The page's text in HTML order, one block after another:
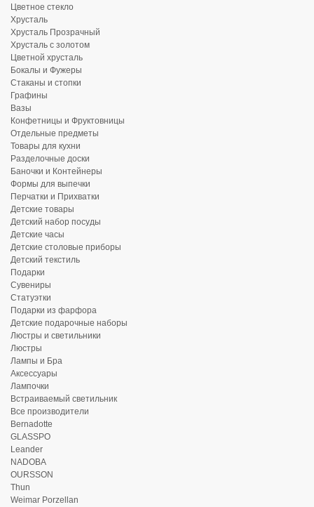
Цветное стекло
Хрусталь
Хрусталь Прозрачный
Хрусталь с золотом
Цветной хрусталь
Бокалы и Фужеры
Стаканы и стопки
Графины
Вазы
Конфетницы и Фруктовницы
Отдельные предметы
Товары для кухни
Разделочные доски
Баночки и Контейнеры
Формы для выпечки
Перчатки и Прихватки
Детские товары
Детский набор посуды
Детские часы
Детские столовые приборы
Детский текстиль
Подарки
Сувениры
Статуэтки
Подарки из фарфора
Детские подарочные наборы
Люстры и светильники
Люстры
Лампы и Бра
Аксессуары
Лампочки
Встраиваемый светильник
Все производители
Bernadotte
GLASSPO
Leander
NADOBA
OURSSON
Thun
Weimar Porzellan